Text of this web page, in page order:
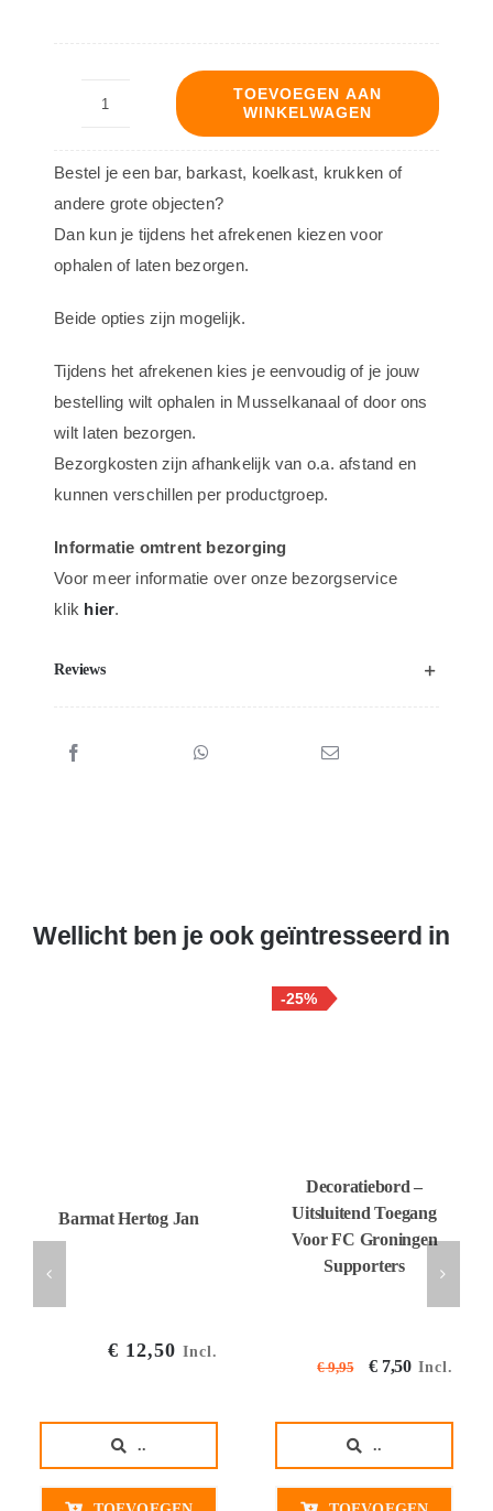
Decoratiebord
Ontwerp
17020
aantal
TOEVOEGEN AAN
WINKELWAGEN
Bestel je een bar, barkast, koelkast, krukken of
andere grote objecten?
Dan kun je tijdens het afrekenen kiezen voor
ophalen of laten bezorgen.
Beide opties zijn mogelijk.
Tijdens het afrekenen kies je eenvoudig of je jouw
bestelling wilt ophalen in Musselkanaal of door ons
wilt laten bezorgen.
Bezorgkosten zijn afhankelijk van o.a. afstand en
kunnen verschillen per productgroep.
Informatie omtrent bezorging
Voor meer informatie over onze bezorgservice
klik hier.
Reviews
Wellicht ben je ook geïntresseerd in
Barmat Hertog Jan
€ 12,50 Incl.
..
-25%
Decoratiebord –
Uitsluitend Toegang
Voor FC Groningen
Supporters
€9,95
was:
€ 9,95€ 8,22.
€ 7,50Huidige
is:
Incl.
..